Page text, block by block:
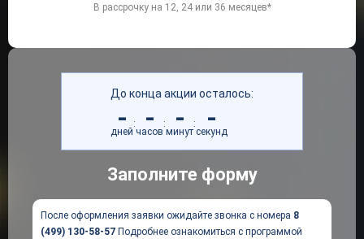
В рассрочку на 12, 24 или 36 месяцев*
До конца акции осталось:
-
дней
: -
часов
: -
минут
: -
секунд
Заполните форму
После оформления заявки ожидайте звонка с номера 8
(499) 130-58-57 Подробнее ознакомиться с программой